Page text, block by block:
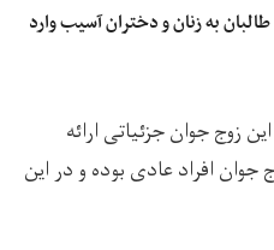
به زنان و دختران آسیب وارد
زوج جوان جزئیاتی ارائه
جوان افراد عادی بوده و در این